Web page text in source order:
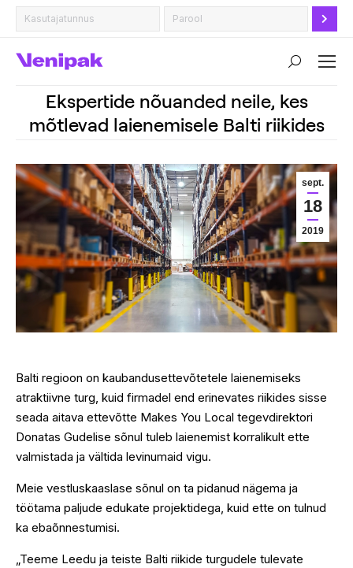
Search:
Ekspertide nõuanded neile, kes
mõtlevad laienemisele Balti riikides
sept.
18
2019
Balti regioon on kaubandusettevõtetele laienemiseks
atraktiivne turg, kuid firmadel end erinevates riikides sisse
seada aitava ettevõtte Makes You Local tegevdirektori
Donatas Gudelise sõnul tuleb laienemist korralikult ette
valmistada ja vältida levinumaid vigu.
Meie vestluskaaslase sõnul on ta pidanud nägema ja
töötama paljude edukate projektidega, kuid ette on tulnud
ka ebaõnnestumisi.
„Teeme Leedu ja teiste Balti riikide turgudele tulevate